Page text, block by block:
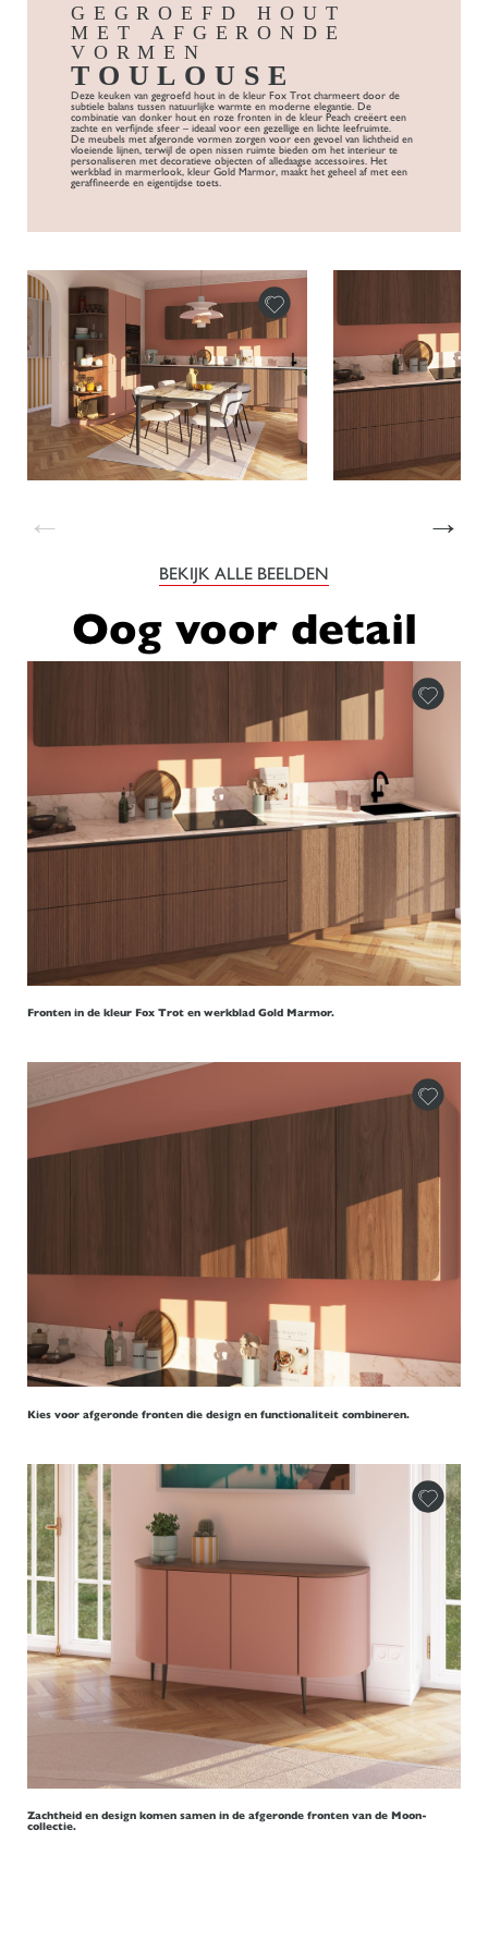
GEGROEFD HOUT
MET AFGERONDE
VORMEN
TOULOUSE
Deze keuken van gegroefd hout in de kleur Fox Trot charmeert door de
subtiele balans tussen natuurlijke warmte en moderne elegantie. De
combinatie van donker hout en roze fronten in de kleur Peach creëert een
zachte en verfijnde sfeer – ideaal voor een gezellige en lichte leefruimte.
De meubels met afgeronde vormen zorgen voor een gevoel van lichtheid en
vloeiende lijnen, terwijl de open nissen ruimte bieden om het interieur te
personaliseren met decoratieve objecten of alledaagse accessoires. Het
werkblad in marmerlook, kleur Gold Marmor, maakt het geheel af met een
geraffineerde en eigentijdse toets.
← →
BEKIJK ALLE BEELDEN
Oog voor detail
Fronten in de kleur Fox Trot en werkblad Gold Marmor.
Kies voor afgeronde fronten die design en functionaliteit combineren.
Zachtheid en design komen samen in de afgeronde fronten van de Moon-
collectie.